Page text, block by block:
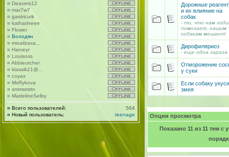
¤ Deavers12
¤ mar7w7
¤ gastricurk
¤ katharineee
¤ Flower
¤ Володян
¤ mixailzaxa...
¤ Harveyr
¤ Louisoss
¤ Abbieutcher
¤ klassik21@...
¤ coyax
¤ MsRykova
¤ smmsmrtn
¤ MadelineSelby
¤ Всего пользователей:
564
¤ Новый пользователь: teenage
Дорожные
и их влияние на
собак
- то, что нам
помогает, нашим
собакам мешает!
Дирофиляриоз
- еще одна зараза
Отморожение
у суки
Если собаку
змея
Опции просмотра
Показано 11 из 11 тем с